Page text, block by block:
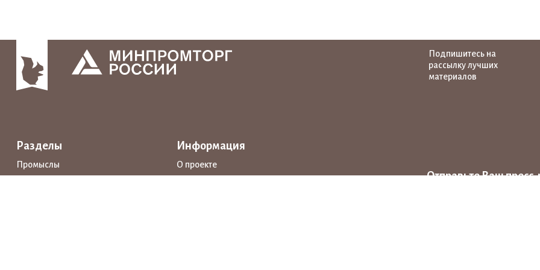
Подпишитесь на
рассылку лучших
материалов
Разделы
Промыслы
Информация
О проекте
Отправьте Ваш